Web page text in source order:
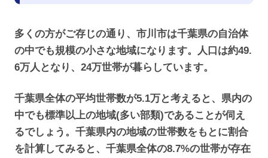
多くの方がご存じの通り、市川市は千葉県の自治体
の中でも規模の小さな地域になります。人口は約49.
6万人となり、24万世帯が暮らしています。
千葉県全体の平均世帯数が5.1万と考えると、県内の
中でも標準以上の地域(多い部類)であることが伺え
るでしょう。千葉県内の地域の世帯数をもとに割合
を計算してみると、千葉県全体の8.7%の世帯が存在